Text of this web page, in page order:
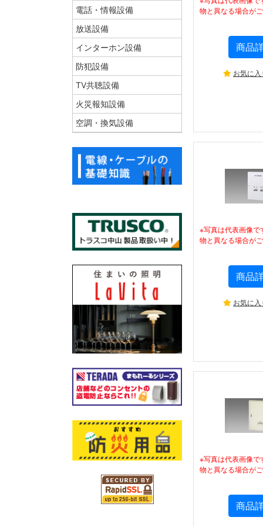
物と異なる場合が
商品
お気に
※写真は代表画像で
物と異なる場合が
商品
お気に
※写真は代表画像で
物と異なる場合が
商品
電話・情報設備
放送設備
インターホン設備
防犯設備
TV共聴設備
火災報知設備
空調・換気設備